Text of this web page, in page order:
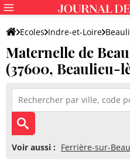
Ecoles Indre-et-Loire
Maternelle de Beaulieu Lès
Maternelle de
(37600, Beaulieu-
Voir aussi : Ferrière-sur-